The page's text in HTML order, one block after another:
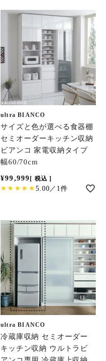
ultra BIANCO
サイズと色が選べる食器棚
セミオーダーキッチン収納
ビアンコ 家電収納タイプ
幅60/70cm
¥99,999 税込
5.00／1件
ultra BIANCO
冷蔵庫収納 セミオーダー
キッチン収納 ウルトラビ